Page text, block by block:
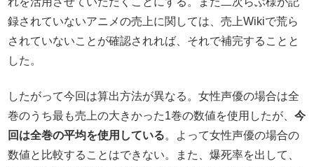
録されていないアニメの売上に関しては、売上Wikiで荒ら
されていないことが確認されれば、それで補完することと
した。
したがって今回は算出方法が異なる。女性声優の場合は全
巻のうち最も売上の大きかった1巻の数値を使用したが、 今
回は全巻の平均を使用している。よって女性声優の場合の
数値と比較することはできない。また、爆死率を出して、